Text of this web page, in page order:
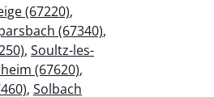
(67220),
(67340),
, Soultz-les-
(67620),
, Solbach